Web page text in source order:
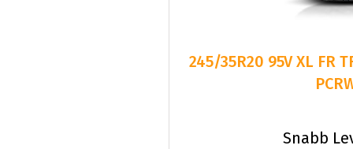
245/35R20 95V XL FR
Snabb